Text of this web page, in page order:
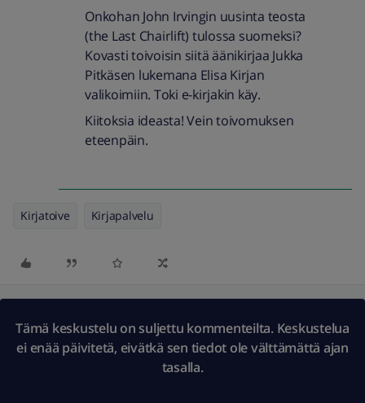
Onkohan John Irvingin uusinta teosta
(the Last Chairlift) tulossa suomeksi?
Kovasti toivoisin siitä äänikirjaa Jukka
Pitkäsen lukemana Elisa Kirjan
valikoimiin. Toki e-kirjakin käy.
Kiitoksia ideasta! Vein toivomuksen
eteenpäin.
Kirjatoive Kirjapalvelu
Tämä keskustelu on suljettu kommenteilta. Keskustelua
ei enää päivitetä, eivätkä sen tiedot ole välttämättä ajan
tasalla.